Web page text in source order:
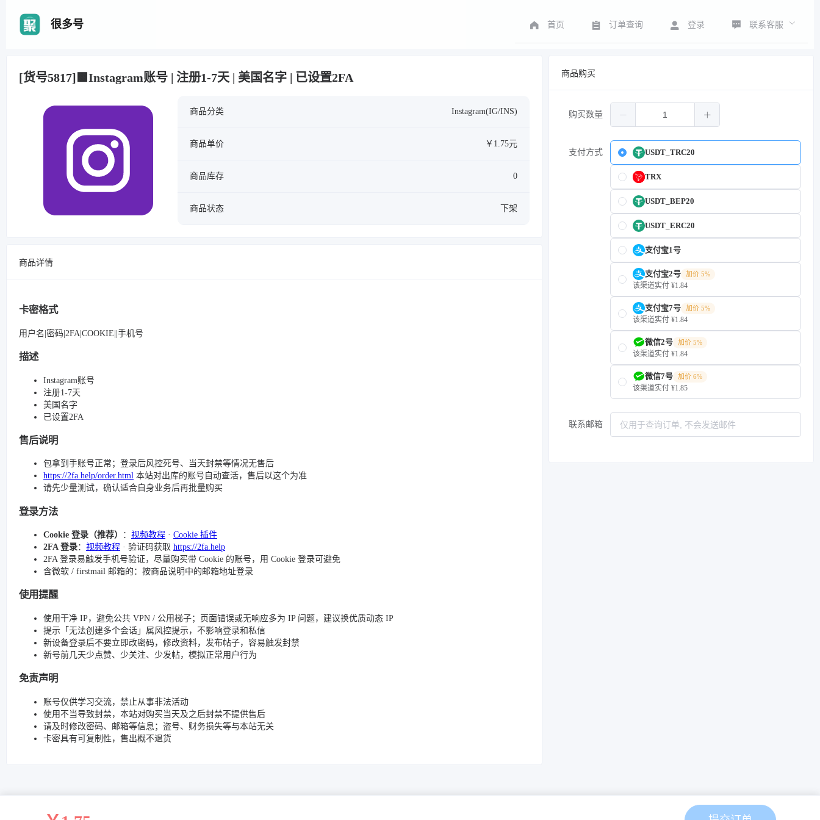
很多号 首页 订单查询 登录 联系客服
[货号5817]🟩Instagram账号 | 注册1-7天 | 美国名字 | 已设置2FA
商品分类 Instagram(IG/INS)
商品单价 ￥1.75元
商品库存 0
商品状态 下架
商品详情
卡密格式
用户名|密码|2FA|COOKIE||手机号
描述
Instagram账号
注册1-7天
美国名字
已设置2FA
售后说明
包拿到手账号正常；登录后风控死号、当天封禁等情况无售后
https://2fa.help/order.html 本站对出库的账号自动查活，售后以这个为准
请先少量测试，确认适合自身业务后再批量购买
登录方法
Cookie 登录（推荐） ： 视频教程 · Cookie 插件
2FA 登录： 视频教程 · 验证码获取 https://2fa.help
2FA 登录易触发手机号验证，尽量购买带 Cookie 的账号，用 Cookie 登录可避免
含微软 / firstmail 邮箱的：按商品说明中的邮箱地址登录
使用提醒
使用干净 IP，避免公共 VPN / 公用梯子；页面错误或无响应多为 IP 问题，建议换优质动态 IP
提示「无法创建多个会话」属风控提示，不影响登录和私信
新设备登录后不要立即改密码，修改资料，发布帖子，容易触发封禁
新号前几天少点赞、少关注、少发帖，模拟正常用户行为
免责声明
账号仅供学习交流，禁止从事非法活动
使用不当导致封禁，本站对购买当天及之后封禁不提供售后
请及时修改密码、邮箱等信息；盗号、财务损失等与本站无关
卡密具有可复制性，售出概不退货
商品购买
购买数量
支付方式 USDT_TRC20
TRX
USDT_BEP20
USDT_ERC20
支付宝1号
支付宝2号 加价 5%
该渠道实付 ¥1.84
支付宝7号 加价 5%
该渠道实付 ¥1.84
微信2号 加价 5%
该渠道实付 ¥1.84
微信7号 加价 6%
该渠道实付 ¥1.85
联系邮箱